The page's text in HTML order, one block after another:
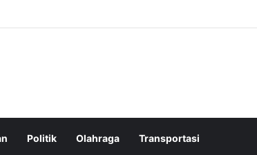
Politik Olahraga Transportasi